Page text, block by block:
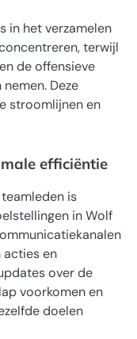
in het verzamelen
terwijl
de offensieve
Deze
stroomlijnen en
efficiëntie
is
in Wolf
acties en
over de
voorkomen en
doelen